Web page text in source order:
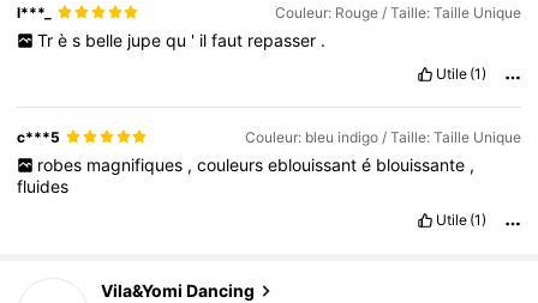
l***_ Couleur: Rouge / Taille: Taille Unique
Tr è s belle jupe qu ' il faut repasser .
Utile (1)
c***5 Couleur: bleu indigo / Taille: Taille Unique
robes magnifiques , couleurs eblouissant é blouissante ,
fluides
Utile (1)
Vila&Yomi Dancing